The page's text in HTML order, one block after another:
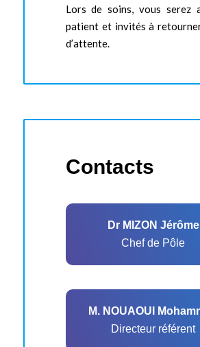
Lors de soins, vous serez
patient et invités à
d’attente.
Contacts
Dr MIZON Jérôme
Chef de Pôle
M. NOUAOUI
Directeur référent